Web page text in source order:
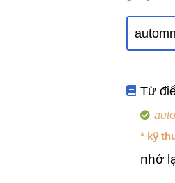
Từ
* kỹ
nhớ